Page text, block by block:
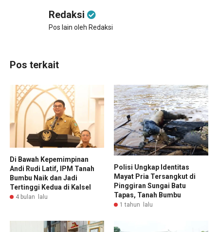
Redaksi
Pos lain oleh Redaksi
Pos terkait
Di Bawah Kepemimpinan
Andi Rudi Latif, IPM Tanah
Bumbu Naik dan Jadi
Tertinggi Kedua di Kalsel
4 bulan lalu
Polisi Ungkap Identitas
Mayat Pria Tersangkut di
Pinggiran Sungai Batu
Tapas, Tanah Bumbu
1 tahun lalu